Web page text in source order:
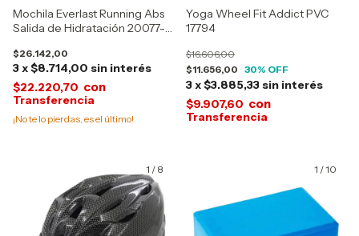
Mochila Everlast Running Abs
Salida de Hidratación 20077-
$26.142,00
3x$8.714,00 sin interés
$22.220,70 con
¡No te lo pierdas, es el último!
Yoga Wheel Fit Addict PVC
17794
$11.656,00
$16.606,00
30% OFF
3x$3.885,33 sin interés
$9.907,60 con
1 / 8 1 /10